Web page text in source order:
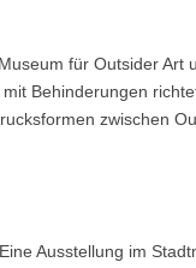
für Outsider Art
Behinderungen
zwischen
Ausstellung im